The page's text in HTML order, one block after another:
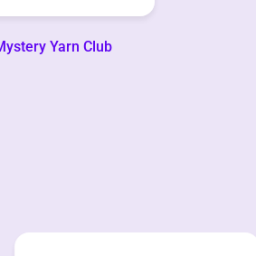
Yarn Club